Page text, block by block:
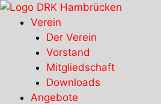
Zum
Inhalt
springen
Verein
Der Verein
Vorstand
Mitgliedschaft
Downloads
Angebote